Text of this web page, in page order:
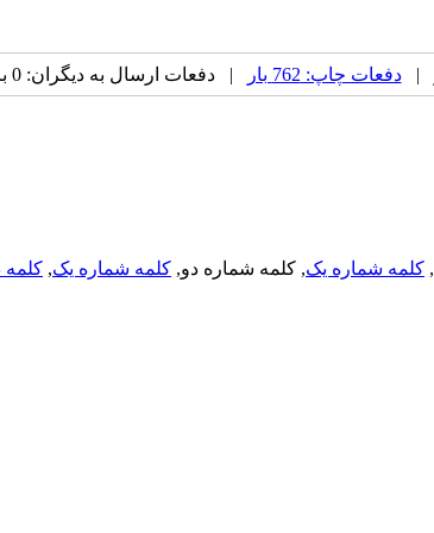
دفعات چاپ: 762 بار | دفعات ارسال به دیگران: 0 بار |
, کلمه شماره یک, کلمه شماره دو, کلمه شماره یک, کلمه